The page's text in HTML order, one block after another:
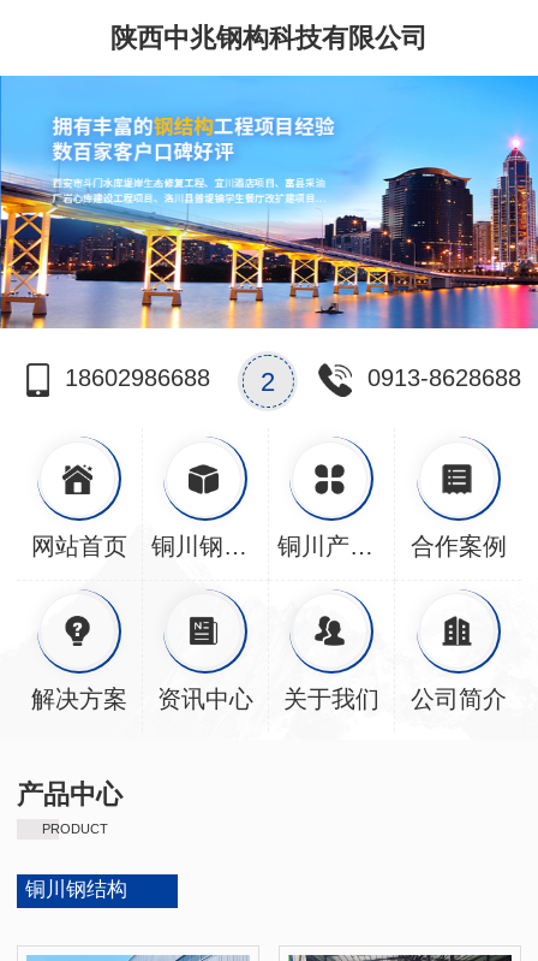
陕西中兆钢构科技有限公司
18602986688 0913-8628688
2
网站首页 铜川钢结构 铜川产品中心 合作案例
解决方案 资讯中心 关于我们 公司简介
产品中心
PRODUCT
铜川钢结构